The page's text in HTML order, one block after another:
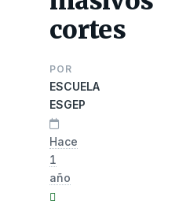
cortes
POR
ESCUELA
ESGEP
Hace
1
año